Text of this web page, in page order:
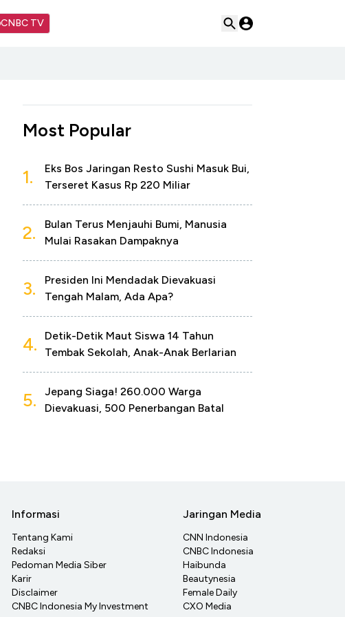
CNBC TV
Most Popular
1.
Eks Bos Jaringan Resto Sushi Masuk Bui,
Terseret Kasus Rp 220 Miliar
2.
Bulan Terus Menjauhi Bumi, Manusia
Mulai Rasakan Dampaknya
3.
Presiden Ini Mendadak Dievakuasi
Tengah Malam, Ada Apa?
4.
Detik-Detik Maut Siswa 14 Tahun
Tembak Sekolah, Anak-Anak Berlarian
5.
Jepang Siaga! 260.000 Warga
Dievakuasi, 500 Penerbangan Batal
Informasi
Tentang Kami
Redaksi
Pedoman Media Siber
Karir
Disclaimer
CNBC Indonesia My Investment
Jaringan Media
CNN Indonesia
CNBC Indonesia
Haibunda
Beautynesia
Female Daily
CXO Media